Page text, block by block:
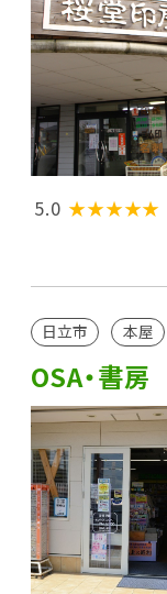
5.0 ★★★★★
日立市 本屋
OSA・書房